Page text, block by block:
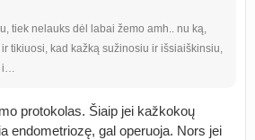
tiek nelauks dėl labai žemo amh.. nu ką,
tikiuosi, kad kažką sužinosiu ir išsiaiškinsiu,
i…
protokolas. Šiaip jei kažkokoų
endometriozę, gal operuoja. Nors jei